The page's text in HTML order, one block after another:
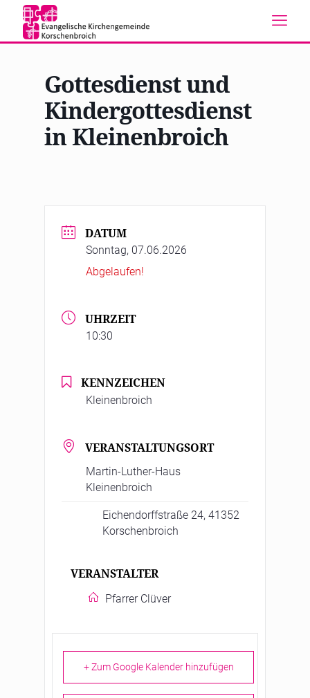
Gottesdienst und
Kindergottesdienst
in Kleinenbroich
DATUM
Sonntag, 07.06.2026
Abgelaufen!
UHRZEIT
10:30
KENNZEICHEN
Kleinenbroich
VERANSTALTUNGSORT
Martin-Luther-Haus
Kleinenbroich
Eichendorffstraße 24, 41352
Korschenbroich
VERANSTALTER
Pfarrer Clüver
+ Zum Google Kalender hinzufügen